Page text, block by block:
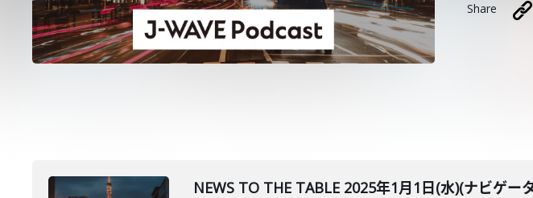
Share
NEWS TO THE TABLE 2025年1月1日(水)(ナビゲ